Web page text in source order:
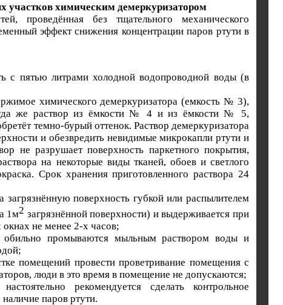
участков химическим демеркуризатором
проведённая без тщательного механического
эффект снижения концентрации паров ртути в
с пятью литрами холодной водопроводной воды (в
химического демеркуризатора (емкость № 3),
же раствор из ёмкости № 4 и из ёмкости № 5,
темно-бурый оттенок. Раствор демеркуризатора
и обезвредить невидимые микрокапли ртути и
не разрушает поверхность паркетного покрытия,
на некоторые виды тканей, обоев и светлого
Срок хранения приготовленного раствора 24
поверхность губкой или распылителем
1м2 загрязнённой поверхности) и выдерживается при
не менее 2-х часов;
обильно промываются мыльным раствором воды и
помещений провести проветривание помещения с
люди в это время в помещение не допускаются;
рекомендуется сделать контрольное
паров ртути.